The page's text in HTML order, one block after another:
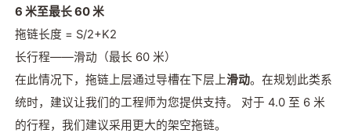
6 米至最长 60 米
拖链长度 = S/2+K2
长行程——滑动（最长 60 米）
在此情况下，拖链上层通过导槽在下层上滑动。在规划此类系
统时，建议让我们的工程师为您提供支持。 对于 4.0 至 6 米
的行程，我们建议采用更大的架空拖链。